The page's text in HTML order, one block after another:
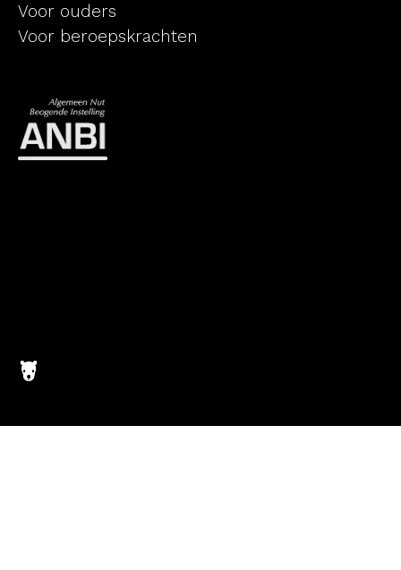
Voor ouders
Voor beroepskrachten